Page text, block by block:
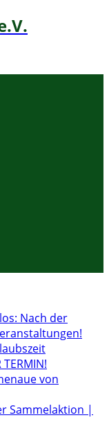
Nach der
von
Sammelaktion |